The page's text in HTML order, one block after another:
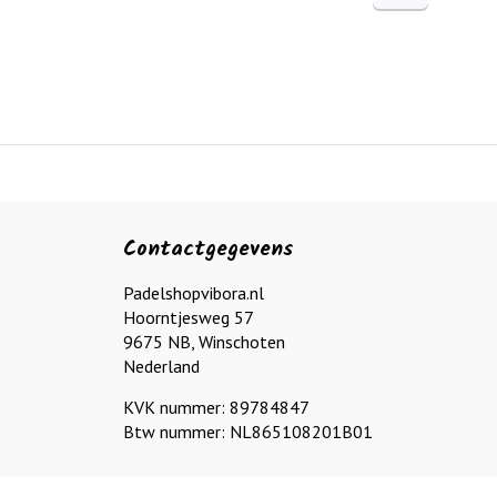
Contactgegevens
Padelshopvibora.nl
Hoorntjesweg 57
9675 NB, Winschoten
Nederland
KVK nummer: 89784847
Btw nummer: NL865108201B01